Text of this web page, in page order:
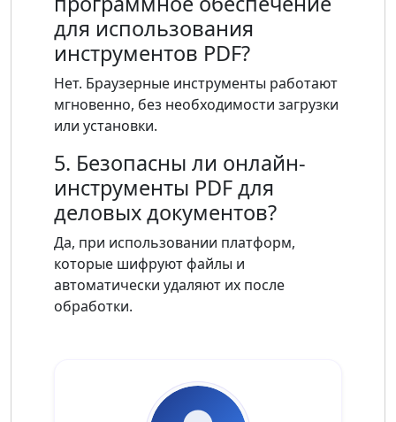
для использования
инструментов PDF?
Нет. Браузерные инструменты работают
мгновенно, без необходимости загрузки
или установки.
5. Безопасны ли онлайн-
инструменты PDF для
деловых документов?
Да, при использовании платформ,
которые шифруют файлы и
автоматически удаляют их после
обработки.